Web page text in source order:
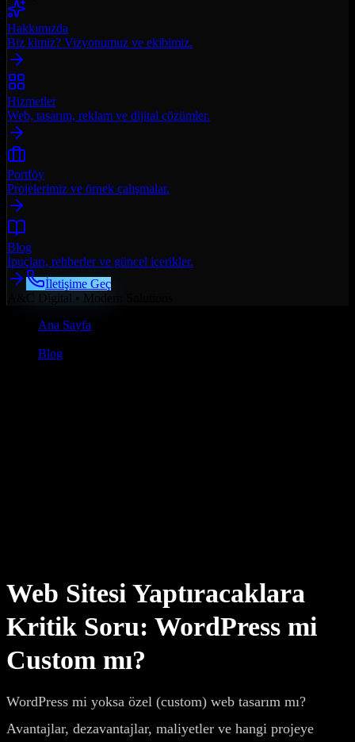
Hakkımızda
Biz kimiz? Vizyonumuz ve ekibimiz.
Hizmetler
Web, tasarım, reklam ve dijital çözümler.
Portföy
Projelerimiz ve örnek çalışmalar.
Blog
İpuçları, rehberler ve güncel içerikler.
İletişime Geç
A&C Digital • Modern Solutions
Ana Sayfa
Blog
Web Sitesi Yaptıracaklara
Kritik Soru: WordPress mi
Custom mı?
WordPress mi yoksa özel (custom) web tasarım mı?
Avantajlar, dezavantajlar, maliyetler ve hangi projeye